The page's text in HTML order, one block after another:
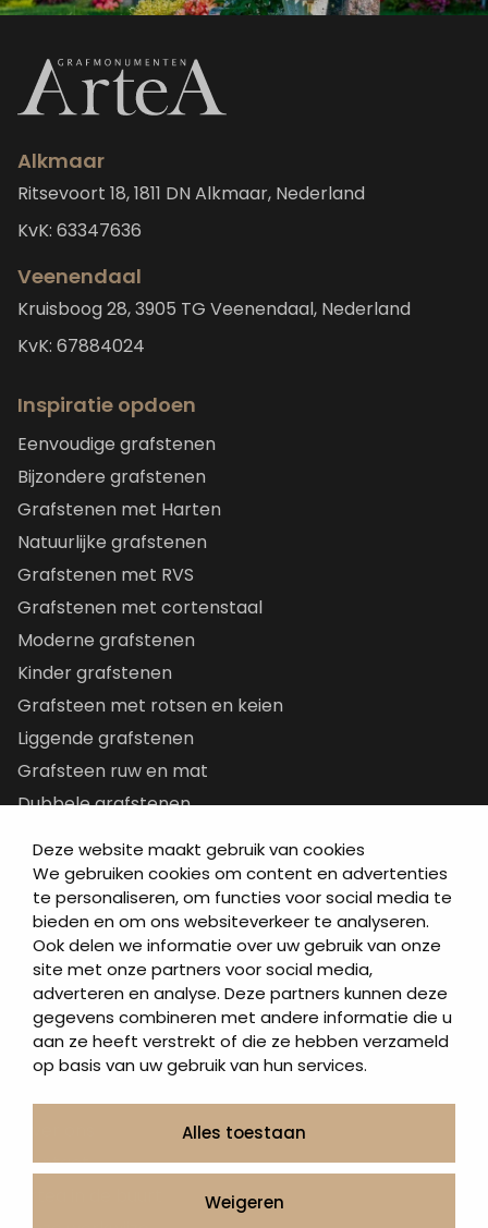
Deze website maakt gebruik van cookies
We gebruiken cookies om content en advertenties
te personaliseren, om functies voor social media te
bieden en om ons websiteverkeer te analyseren.
Ook delen we informatie over uw gebruik van onze
site met onze partners voor social media,
adverteren en analyse. Deze partners kunnen deze
gegevens combineren met andere informatie die u
aan ze heeft verstrekt of die ze hebben verzameld
op basis van uw gebruik van hun services.
Alles toestaan
Weigeren
Alkmaar
Ritsevoort 18, 1811 DN Alkmaar, Nederland
KvK: 63347636
Veenendaal
Kruisboog 28, 3905 TG Veenendaal, Nederland
KvK: 67884024
Inspiratie opdoen
Eenvoudige grafstenen
Bijzondere grafstenen
Grafstenen met Harten
Natuurlijke grafstenen
Grafstenen met RVS
Grafstenen met cortenstaal
Moderne grafstenen
Kinder grafstenen
Grafsteen met rotsen en keien
Liggende grafstenen
Grafsteen ruw en mat
Dubbele grafstenen
Letterplaten
Grafzerken kopen
Direct naar
Grafstenen
As artikelen
Urngrafmonumenten
Informatie
Contact